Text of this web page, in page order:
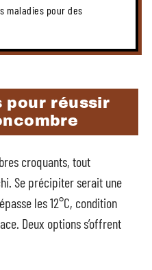
maladies pour des
pour réussir
croquants, tout
Se précipiter serait une
les 12°C, condition
Deux options s’offrent